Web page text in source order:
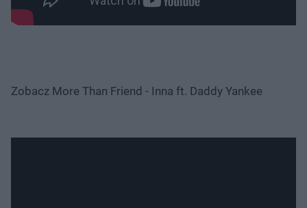
Zobacz More Than Friend - Inna ft. Daddy Yankee